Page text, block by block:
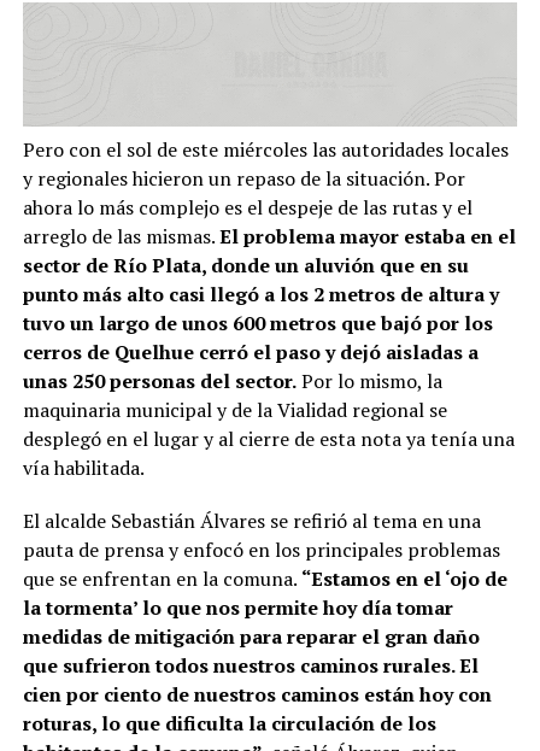
Pero con el sol de este miércoles las autoridades locales
y regionales hicieron un repaso de la situación. Por
ahora lo más complejo es el despeje de las rutas y el
arreglo de las mismas.El problema mayor estaba en el
sector de Río Plata, donde un aluvión que en su
punto más alto casi llegó a los 2 metros de altura y
tuvo un largo de unos 600 metros que bajó por los
cerros de Quelhue cerró el paso y dejó aisladas a
unas 250 personas del sector.Por lo mismo, la
maquinaria municipal y de la Vialidad regional se
desplegó en el lugar y al cierre de esta nota ya tenía una
vía habilitada.
El alcalde Sebastián Álvares se refirió al tema en una
pauta de prensa y enfocó en los principales problemas
que se enfrentan en la comuna. “Estamos en el ‘ojo de
la tormenta’ lo que nos permite hoy día tomar
medidas de mitigación para reparar el gran daño
que sufrieron todos nuestros caminos rurales. El
cien por ciento de nuestros caminos están hoy con
roturas, lo que dificulta la circulación de los